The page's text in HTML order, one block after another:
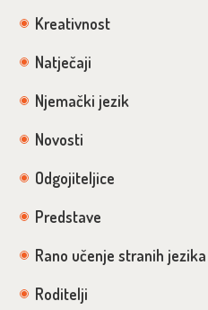
Kreativnost
Natječaji
Njemački jezik
Novosti
Odgojiteljice
Predstave
Rano učenje stranih jezika
Roditelji